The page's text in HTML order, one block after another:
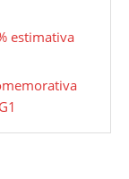
estimativa